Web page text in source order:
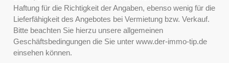
Haftung für die Richtigkeit der Angaben, ebenso wenig für die
Lieferfähigkeit des Angebotes bei Vermietung bzw. Verkauf.
Bitte beachten Sie hierzu unsere allgemeinen
Geschäftsbedingungen die Sie unter www.der-immo-tip.de
einsehen können.